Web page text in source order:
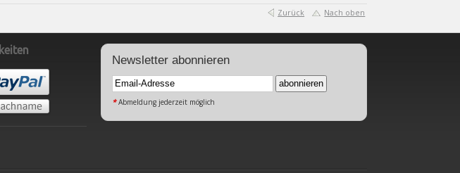
Zurück Nach oben
Newsletter abonnieren
abonnieren
*Abmeldung jederzeit möglich